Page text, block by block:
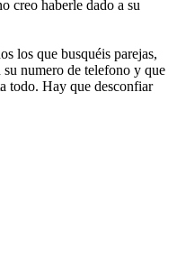
creo haberle dado a su
los que busquéis parejas,
numero de telefono y que
todo. Hay que desconfiar